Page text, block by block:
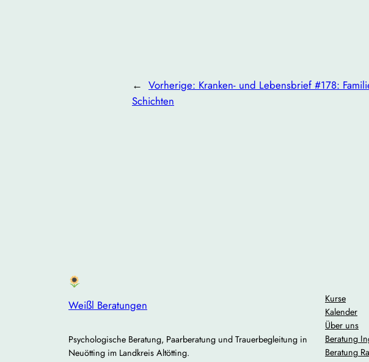
← Vorherige: Kranken- und Lebensbrief #178:
Schichten
Weißl Beratungen
Psychologische Beratung, Paarberatung und Trauerbegleitung in
Neuötting im Landkreis Altötting.
Kurse
Kalender
Über uns
Beratung
Beratung